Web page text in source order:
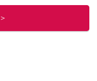
シストの他の記事を読む